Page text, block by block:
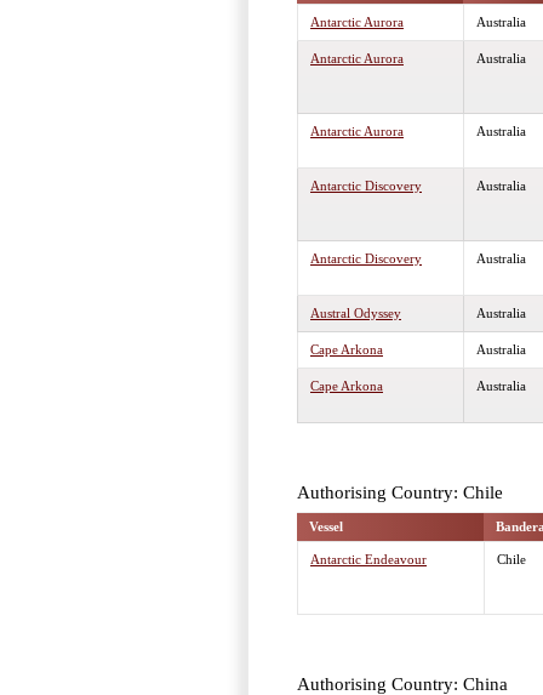
Antarctic Aurora Australia
Antarctic Aurora Australia
Antarctic Aurora Australia
Antarctic Discovery Australia
Antarctic Discovery Australia
Austral Odyssey Australia
Cape Arkona Australia
Cape Arkona Australia
Authorising Country: Chile
Vessel
Antarctic Endeavour Chile
Authorising Country: China